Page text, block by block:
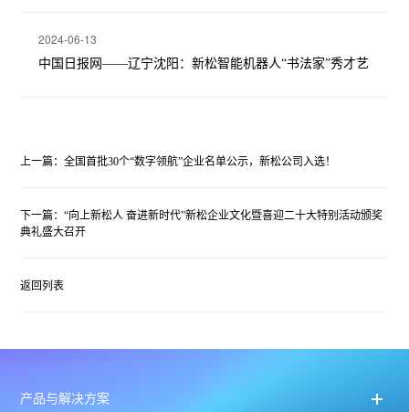
2024-06-13
中国日报网——辽宁沈阳：新松智能机器人“书法家”秀才艺
上一篇：全国首批30个“数字领航”企业名单公示，新松公司入选！
下一篇：“向上新松人 奋进新时代”新松企业文化暨喜迎二十大特别活动颁奖
典礼盛大召开
返回列表
产品与解决方案